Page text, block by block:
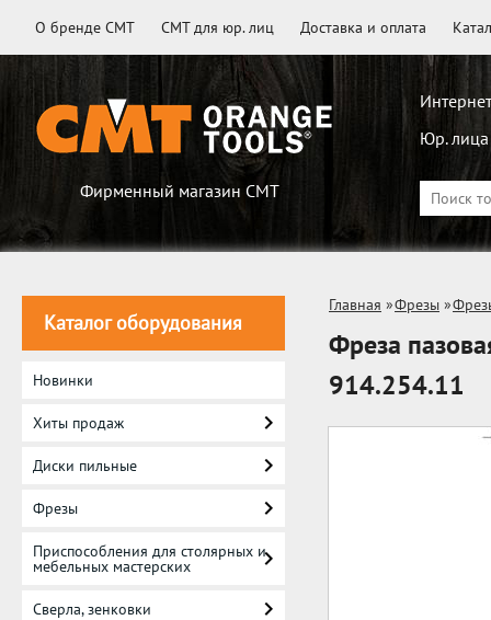
О бренде CMT CMT для юр. лиц Доставка и оплата
Фирменный магазин CMT
Юр. лица
Каталог оборудования
Новинки
Хиты продаж
Диски пильные
Фрезы
Приспособления для столярных и
мебельных мастерских
Сверла, зенковки
Главная »Фрезы »
Фреза
914.254.11